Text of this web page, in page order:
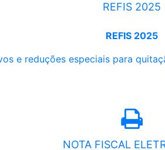
REFIS 2025
REFIS 2025
e reduções especiais para
NOTA FISCAL